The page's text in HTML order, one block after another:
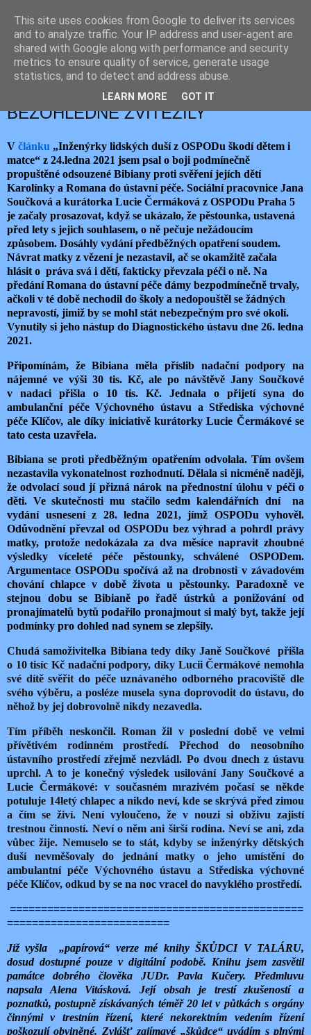
JEMELIK ZDENĚK
pondělí 8. února 2021
INŽENÝRKY LIDSKÝCH DUŠÍ
BEZOHLEDNĚ ZVÍTĚZILY
V článku „Inženýrky lidských duší z OSPODu škodí dětem i
matce“ z 24.ledna 2021 jsem psal o boji podmínečně
propuštěné odsouzené Bibiany proti svěření jejích dětí
Karolínky a Romana do ústavní péče. Sociální pracovnice Jana
Součková a kurátorka Lucie Čermáková z OSPODu Praha 5
je začaly prosazovat, když se ukázalo, že pěstounka, ustavená
před lety s jejich souhlasem, o ně pečuje nežádoucím
způsobem. Dosáhly vydání předběžných opatření soudem.
Návrat matky z vězení je nezastavil, ač se okamžitě začala
hlásit o práva svá i dětí, fakticky převzala péči o ně. Na
předání Romana do ústavní péče dámy bezpodmínečně trvaly,
ačkoli v té době nechodil do školy a nedopouštěl se žádných
nepravostí, jimiž by se mohl stát nebezpečným pro své okolí.
Vynutily si jeho nástup do Diagnostického ústavu dne 26. ledna
2021.
Připomínám, že Bibiana měla příslib nadační podpory na
nájemné ve výši 30 tis. Kč, ale po návštěvě Jany Součkové
v nadaci přišla o 10 tis. Kč. Jednala o přijetí syna do
ambulanční péče Výchovného ústavu a Střediska výchovné
péče Klíčov, ale díky iniciativě kurátorky Lucie Čermákové se
tato cesta uzavřela.
Bibiana se proti předběžným opatřením odvolala. Tím ovšem
nezastavila vykonatelnost rozhodnutí. Dělala si nicméně naději,
že odvolací soud jí přizná nárok na přednostní úlohu v péči o
děti. Ve skutečnosti mu stačilo sedm kalendářních dní na
vydání usnesení z 28. ledna 2021, jímž OSPODu vyhověl.
Odůvodnění převzal od OSPODu bez výhrad a pohrdl právy
matky, protože nedokázala za dva měsíce napravit zhoubné
výsledky víceleté péče pěstounky, schválené OSPODem.
Argumentace OSPODu spočívá až na drobnosti v závadovém
chování chlapce v době života u pěstounky. Paradoxně ve
stejnou dobu se Bibianě po řadě ústrků a ponižování od
pronajímatelů bytů podařilo pronajmout si malý byt, takže její
podmínky pro dohled nad synem se zlepšily.
Chudá samoživitelka Bibiana tedy díky Janě Součkové přišla
o 10 tisíc Kč nadační podpory, díky Lucii Čermákové nemohla
své dítě svěřit do péče uznávaného odborného pracoviště dle
svého výběru, a posléze musela syna doprovodit do ústavu, do
něhož by jej dobrovolně nikdy nezavedla.
Tím příběh neskončil. Roman žil v poslední době ve velmi
přívětivém rodinném prostředí. Přechod do neosobního
ústavního prostředí zřejmě nezvládl. Po dvou dnech z ústavu
uprchl. A to je konečný výsledek usilování Jany Součkové a
Lucie Čermákové: v současném mrazivém počasí se někde
potuluje 14letý chlapec a nikdo neví, kde se skrývá před zimou
a čím se živí. Není vyloučeno, že v nouzi si obživu zajistí
trestnou činností. Neví o něm ani širší rodina. Neví se ani, zda
vůbec žije. Nemuselo se to stát, kdyby se inženýrky dětských
duší nevměšovaly do jednání matky o jeho umístění do
ambulantní péče Výchovného ústavu a Střediska výchovné
péče Klíčov, odkud by se na noc vracel do navyklého prostředí.
===============================================
==========================
Již vyšla „papírová“ verze mé knihy ŠKŮDCI V TALÁRU,
dosud dostupné pouze v digitální podobě. Knihu jsem zasvětil
památce dobrého člověka JUDr. Pavla Kučery. Předmluvu
napsala Alena Vitásková. Její obsah je trestí zkušeností a
poznatků, postupně získávaných téměř 20 let v půtkách s orgány
činnými v trestním řízení, které nekorektním vedením řízení
poškozují obviněné. Zvlášť zajímavé „škůdce“ uvádím s plnými
This site uses cookies from Google to deliver its services
and to analyze traffic. Your IP address and user-agent are
shared with Google along with performance and security
metrics to ensure quality of service, generate usage
statistics, and to detect and address abuse.
LEARN MORE GOT IT